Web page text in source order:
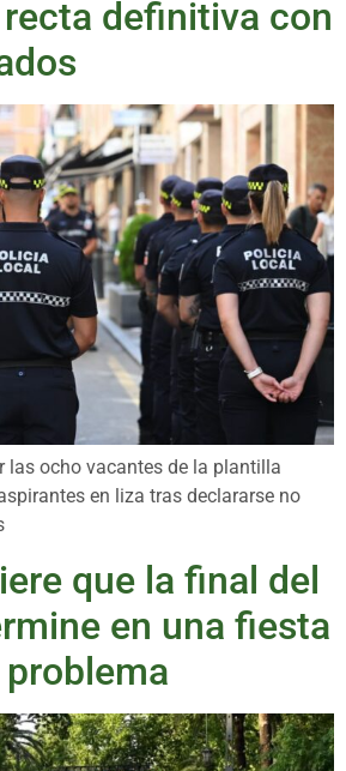
definitiva con
las ocho vacantes de la plantilla
en liza tras declararse no
que la final del
en una fiesta